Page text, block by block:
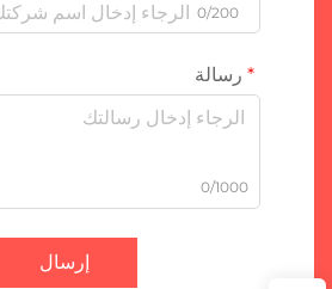
0/200
رسالة
0/1000
إرسال